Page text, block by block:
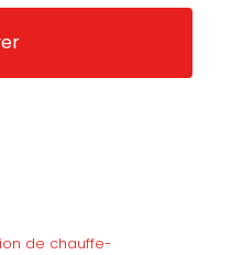
de chauffe-